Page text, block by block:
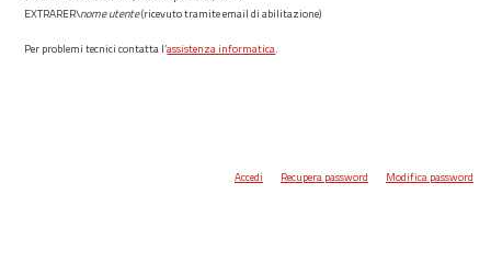
EXTRARER\nome utente(ricevuto tramite email di abilitazione)
Per problemi tecnici contatta l’assistenza informatica.
Accedi Recupera password Modifica password